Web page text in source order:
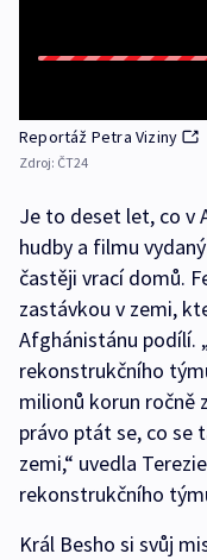
Reportáž Petra Viziny
Zdroj: ČT24
Je to deset let, co v
hudby a filmu
častěji vrací domů.
zastávkou v zemi,
Afghánistánu podílí.
rekonstrukčního
milionů korun ročně
právo ptát se, co se
zemi,“ uvedla
rekonstrukčního
Král Besho si svůj